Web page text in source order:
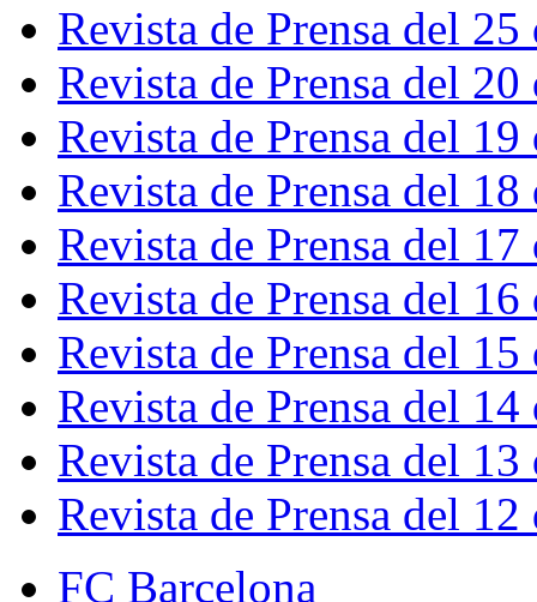
Revista de Prensa del
Revista de Prensa del
Revista de Prensa del
Revista de Prensa del
Revista de Prensa del
Revista de Prensa del
Revista de Prensa del
Revista de Prensa del
Revista de Prensa del
Revista de Prensa del
FC Barcelona